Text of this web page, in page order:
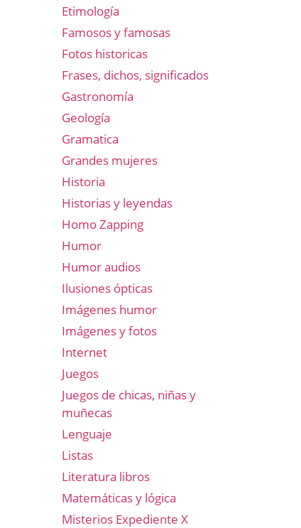
Etimología
Famosos y famosas
Fotos historicas
Frases, dichos, significados
Gastronomía
Geología
Gramatica
Grandes mujeres
Historia
Historias y leyendas
Homo Zapping
Humor
Humor audios
Ilusiones ópticas
Imágenes humor
Imágenes y fotos
Internet
Juegos
Juegos de chicas, niñas y
muñecas
Lenguaje
Listas
Literatura libros
Matemáticas y lógica
Misterios Expediente X